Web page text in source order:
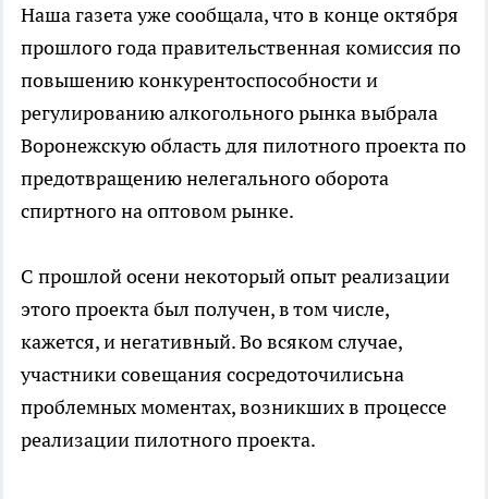
Наша газета уже сообщала, что в конце октября
прошлого года правительственная комиссия по
повышению конкурентоспособности и
регулированию алкогольного рынка выбрала
Воронежскую область для пилотного проекта по
предотвращению нелегального оборота
спиртного на оптовом рынке.
С прошлой осени некоторый опыт реализации
этого проекта был получен, в том числе,
кажется, и негативный. Во всяком случае,
участники совещания сосредоточилисьна
проблемных моментах, возникших в процессе
реализации пилотного проекта.